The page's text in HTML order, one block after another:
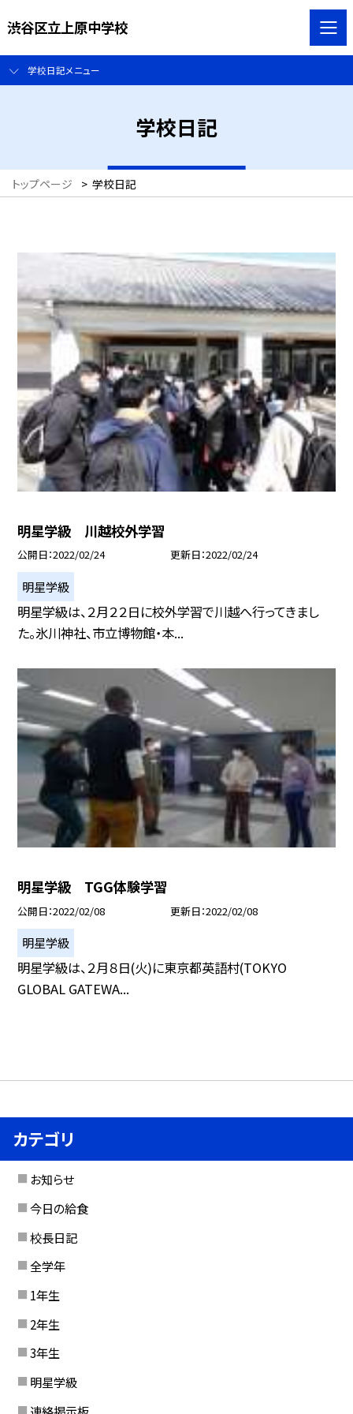
渋谷区立上原中学校
学校日記メニュー
学校日記
トップページ > 学校日記
明星学級 川越校外学習
公開日 2022/02/24 更新日 2022/02/24
明星学級
明星学級は、２月２２日に校外学習で川越へ行ってきまし
た。氷川神社、市立博物館・本...
明星学級 TGG体験学習
公開日 2022/02/08 更新日 2022/02/08
明星学級
明星学級は、２月８日(火)に東京都英語村(TOKYO
GLOBAL GATEWA...
カテゴリ
お知らせ
今日の給食
校長日記
全学年
1年生
2年生
3年生
明星学級
連絡掲示板